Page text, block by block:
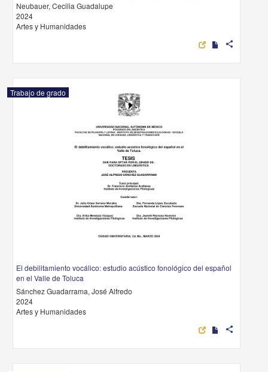
Neubauer, Cecilia Guadalupe
2024
Artes y Humanidades
share
Trabajo de grado
El debilitamiento vocálico: estudio acústico fonológico del español
en el Valle de Toluca
Sánchez Guadarrama, José Alfredo
2024
Artes y Humanidades
share